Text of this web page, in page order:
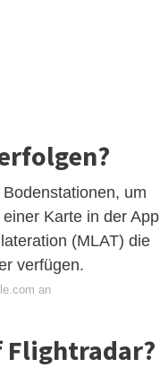
um
Karte in der App
(MLAT) die
verfügen.
an
Flightradar?